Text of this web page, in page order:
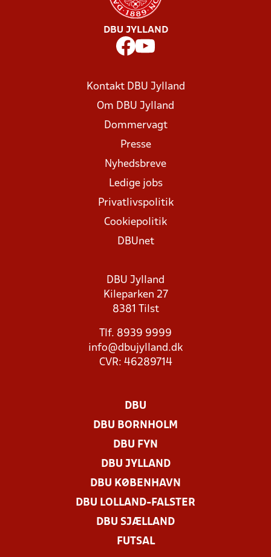
DBU JYLLAND
Kontakt DBU Jylland
Om DBU Jylland
Dommervagt
Presse
Nyhedsbreve
Ledige jobs
Privatlivspolitik
Cookiepolitik
DBUnet
DBU Jylland
Kileparken 27
8381 Tilst
Tlf. 8939 9999
info@dbujylland.dk
CVR: 46289714
DBU
DBU BORNHOLM
DBU FYN
DBU JYLLAND
DBU KØBENHAVN
DBU LOLLAND-FALSTER
DBU SJÆLLAND
FUTSAL